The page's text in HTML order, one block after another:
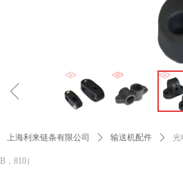
上海利来链条有限公司 ꄲ 输送机配件 ꄲ 光
B，810）
ꁆ